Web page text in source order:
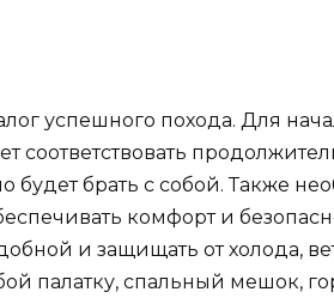
успешного похода. Для
соответствовать
будет брать с собой. Также
комфорт и
и защищать от холода,
палатку, спальный мешок,